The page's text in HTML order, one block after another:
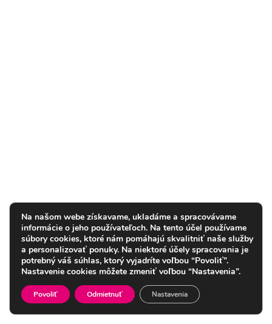
Na našom webe získavame, ukladáme a spracovávame
informácie o jeho používateľoch. Na tento účel používame
súbory cookies, ktoré nám pomáhajú skvalitniť naše služby
a personalizovať ponuky. Na niektoré účely spracovania je
potrebný váš súhlas, ktorý vyjadríte voľbou “Povoliť”.
Nastavenie cookies môžete zmeniť voľbou “Nastavenia”.
Povoliť Odmietnuť Nastavenia